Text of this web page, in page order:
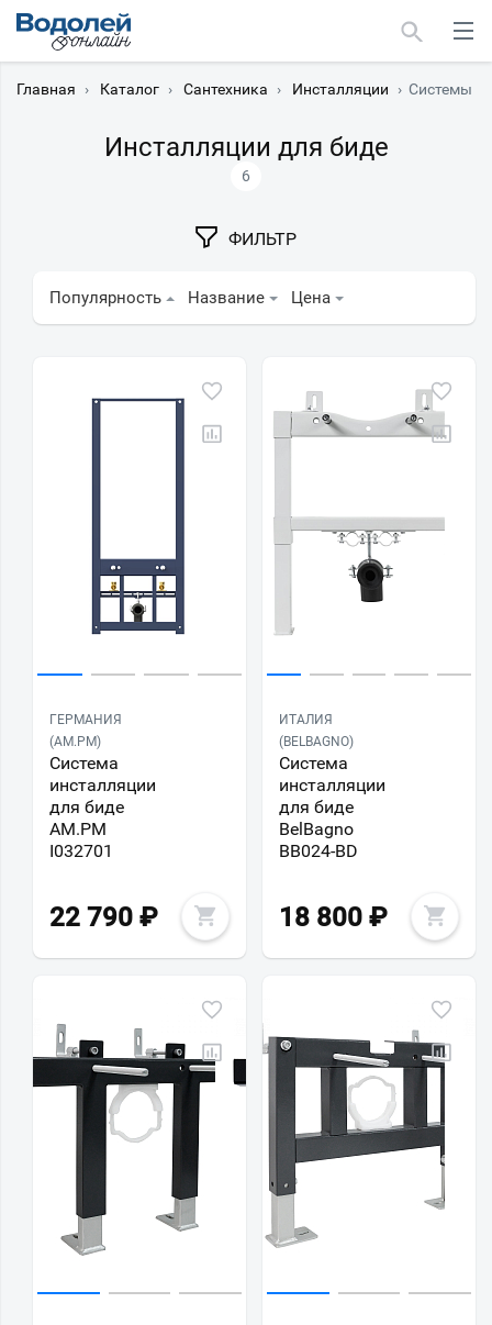
Главная › Каталог › Сантехника › Инсталляции › Системы
Инсталляции для биде
6
ФИЛЬТР
Популярность Название Цена
ГЕРМАНИЯ
(AM.PM)
Система
инсталляции
для биде
AM.PM
I032701
22 790 ₽
ИТАЛИЯ
(BELBAGNO)
Система
инсталляции
для биде
BelBagno
BB024-BD
18 800 ₽